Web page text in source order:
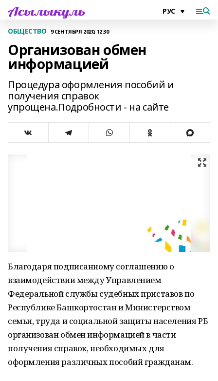
ОБЩЕСТВО 9 СЕНТЯБРЯ 2020, 12:30
Организован обмен
информацией
Процедура оформления пособий и
получения справок
упрощена.Подробности - на сайте
Благодаря подписанному соглашению о
взаимодействии между Управлением
Федеральной службы судебных приставов по
Республике Башкортостан и Министерством
семьи, труда и социальной защиты населения РБ
организован обмен информацией в части
получения справок, необходимых для
оформления различных пособий гражданам.